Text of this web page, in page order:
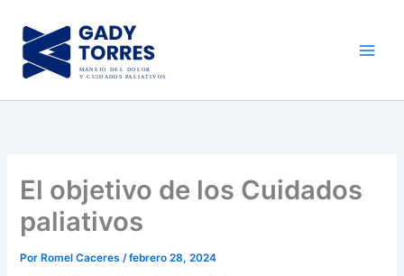
contenido
El objetivo de los Cuidados
paliativos
PorRomel Caceres /febrero 28, 2024